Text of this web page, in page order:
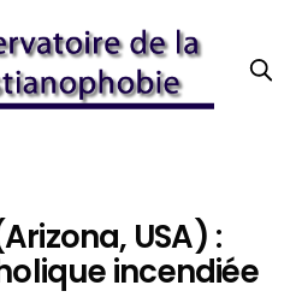
USA) :
incendiée